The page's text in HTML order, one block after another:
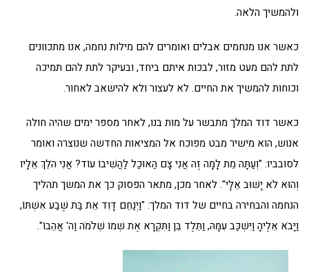
ולהמשיך הלאה.
כאשר אנו מנחמים אבלים ואומרים להם מילות נחמה, אנו מתכוונים
לתת להם מעט מזור, לבכות איתם ביחד, ובעיקר לתת להם תמיכה
וכוחות להמשיך את החיים. לא לעצור ולא להישאב לאחור.
כאשר דוד המלך מתבשר על מות בנו, לאחר מספר ימים שהיה חולה
אנוש, הוא מישיר מבט מפוכח אל המציאות החדשה שנוצרה ואומר
לסובביו: "וְעַתָּה מֵת לָמָּה זֶּה אֲנִי צָם הַאוּכַל לַהֲשִׁיבוֹ עוֹד? אֲנִי הֹלֵךְ אֵלָיו
וְהוּא לֹא יָשׁוּב אֵלָי". לאחר מכן, מתאר הפסוק כך את המשך תהליך
הנחמה והבחירה בחיים של דוד המלך: "וַיְנַחֵם דָּוִד אֵת בַּת שֶׁבַע אִשְׁתּוֹ,
וַיָּבֹא אֵלֶיהָ וַיִּשְׁכַּב עִמָּהּ, וַתֵּלֶד בֵּן וַתִּקְרָא אֶת שְׁמוֹ שְׁלֹמֹה וַה' אֲהֵבוֹ".